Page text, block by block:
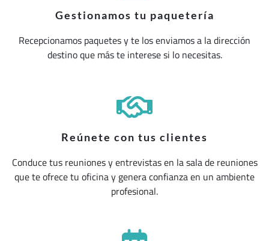
Gestionamos tu paquetería
Recepcionamos paquetes y te los enviamos a la dirección
destino que más te interese si lo necesitas.
Reúnete con tus clientes
Conduce tus reuniones y entrevistas en la sala de reuniones
que te ofrece tu oficina y genera confianza en un ambiente
profesional.